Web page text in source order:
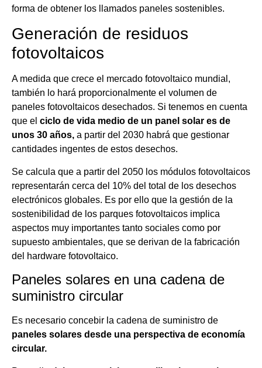
forma de obtener los llamados paneles sostenibles.
Generación de residuos
fotovoltaicos
A medida que crece el mercado fotovoltaico mundial,
también lo hará proporcionalmente el volumen de
paneles fotovoltaicos desechados. Si tenemos en cuenta
que el ciclo de vida medio de un panel solar es de
unos 30 años, a partir del 2030 habrá que gestionar
cantidades ingentes de estos desechos.
Se calcula que a partir del 2050 los módulos fotovoltaicos
representarán cerca del 10% del total de los desechos
electrónicos globales. Es por ello que la gestión de la
sostenibilidad de los parques fotovoltaicos implica
aspectos muy importantes tanto sociales como por
supuesto ambientales, que se derivan de la fabricación
del hardware fotovoltaico.
Paneles solares en una cadena de
suministro circular
Es necesario concebir la cadena de suministro de
paneles solares desde una perspectiva de economía
circular.